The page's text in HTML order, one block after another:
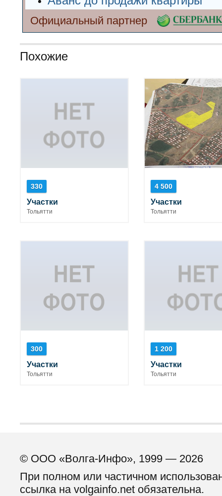
Официальный партнер
Похожие
330
Участки
Тольятти
4 500
Участки
Тольятти
300
Участки
Тольятти
1 200
Участки
Тольятти
© ООО «Волга-Инфо», 1999 — 2026
При полном или частичном
ссылка на volgainfo.net обязательна.